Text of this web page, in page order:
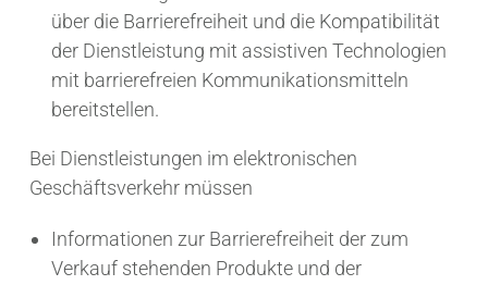
über die Barrierefreiheit und die Kompatibilität
der Dienstleistung mit assistiven Technologien
mit barrierefreien Kommunikationsmitteln
bereitstellen.
Bei Dienstleistungen im elektronischen
Geschäftsverkehr müssen
Informationen zur Barrierefreiheit der zum
Verkauf stehenden Produkte und der